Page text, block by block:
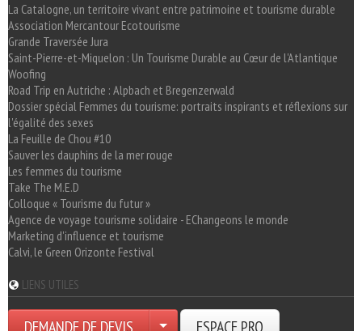
La Catalogne, un territoire vivant entre patrimoine et tourisme durable
Association Mercantour Ecotourisme
Grande Traversée Jura
Saint-Pierre-et-Miquelon : Un Tourisme Durable au Cœur de l'Atlantique
Woofing
Road Trip en Autriche : Alpbach et Bregenzerwald
Dossier spécial Femmes du tourisme: portraits inspirants et réflexions sur
l'égalité des sexes
La Feuille de Chou #10
Sauver les dauphins de la mer rouge
Les femmes du tourisme
Take The M.E.D
Colloque « Tourisme du futur »
Agence de voyage tourisme solidaire - EChangeons le monde
Marketing d'influence et tourisme
Calvi, le Green Orizonte Festival
LIENS UTILES